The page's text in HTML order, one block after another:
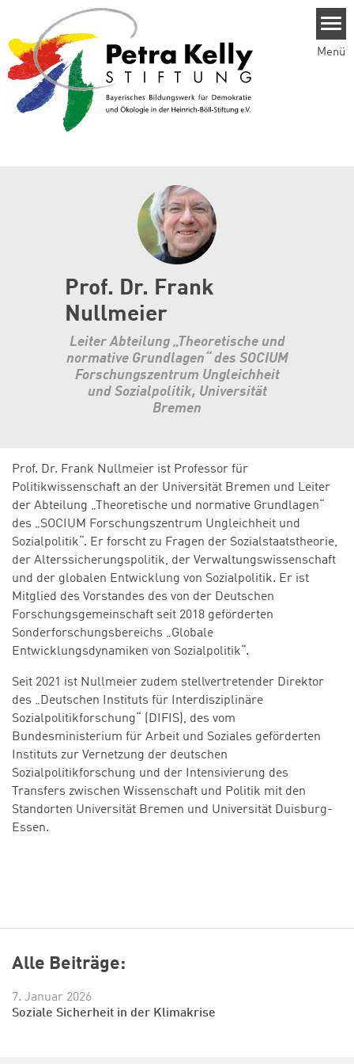
Menü
Prof. Dr. Frank
Nullmeier
Leiter Abteilung „Theoretische und
normative Grundlagen“ des SOCIUM
Forschungszentrum Ungleichheit
und Sozialpolitik, Universität
Bremen
Prof. Dr. Frank Nullmeier ist Professor für
Politikwissenschaft an der Universität Bremen und Leiter
der Abteilung „Theoretische und normative Grundlagen“
des „SOCIUM Forschungszentrum Ungleichheit und
Sozialpolitik“. Er forscht zu Fragen der Sozialstaatstheorie,
der Alterssicherungspolitik, der Verwaltungswissenschaft
und der globalen Entwicklung von Sozialpolitik. Er ist
Mitglied des Vorstandes des von der Deutschen
Forschungsgemeinschaft seit 2018 geförderten
Sonderforschungsbereichs „Globale
Entwicklungsdynamiken von Sozialpolitik“.
Seit 2021 ist Nullmeier zudem stellvertretender Direktor
des „Deutschen Instituts für Interdisziplinäre
Sozialpolitikforschung“ (DIFIS), des vom
Bundesministerium für Arbeit und Soziales geförderten
Instituts zur Vernetzung der deutschen
Sozialpolitikforschung und der Intensivierung des
Transfers zwischen Wissenschaft und Politik mit den
Standorten Universität Bremen und Universität Duisburg-
Essen.
Alle Beiträge:
7. Januar 2026
Soziale Sicherheit in der Klimakrise